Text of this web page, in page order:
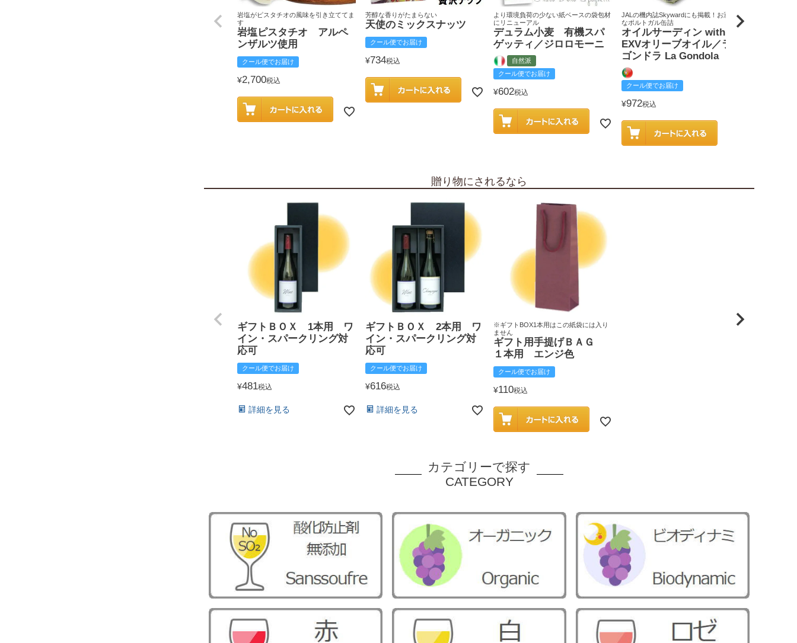
岩塩がピスタチオの風味を引き立ててま
す
岩塩ピスタチオ アルペ
ンザルツ使用
クール便でお届け
¥2,700税込
芳醇な香りがたまらない
天使のミックスナッツ
クール便でお届け
¥734税込
より環境負荷の少ない紙ベースの袋包材
にリニューアル
デュラム小麦 有機スパ
ゲッティ／ジロロモーニ
自然派
クール便でお届け
¥602税込
JALの機内誌Skywardにも掲載！お洒落
なポルトガル缶詰
オイルサーディン with
EXVオリーブオイル／ラ
ゴンドラ La Gondola
クール便でお届け
¥972税込
贈り物にされるなら
ギフトＢＯＸ 1本用 ワ
イン・スパークリング対
応可
クール便でお届け
¥481税込
詳細を見る
ギフトＢＯＸ 2本用 ワ
イン・スパークリング対
応可
クール便でお届け
¥616税込
詳細を見る
※ギフトBOX1本用はこの紙袋には入り
ません
ギフト用手提げＢＡＧ
１本用 エンジ色
クール便でお届け
¥110税込
カテゴリーで探す
CATEGORY